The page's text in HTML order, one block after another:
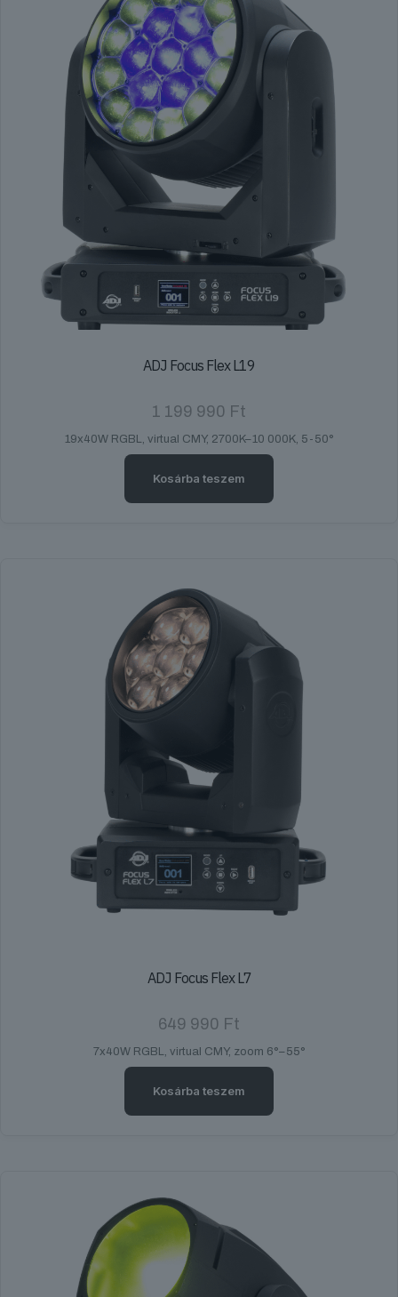
ADJ Focus Flex L19
1 199 990 Ft
19x40W RGBL, virtual CMY, 2700K–10 000K, 5-50°
Kosárba teszem
ADJ Focus Flex L7
649 990 Ft
7x40W RGBL, virtual CMY, zoom 6°–55°
Kosárba teszem